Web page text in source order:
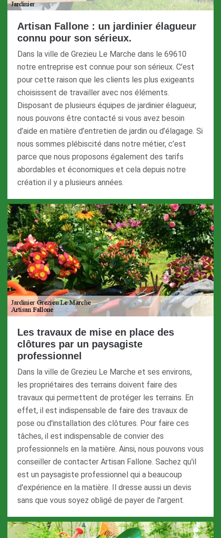
Artisan Fallone : un jardinier élagueur
connu pour son sérieux.
Dans la ville de Grezieu Le Marche dans le 69610
notre entreprise est connue pour son sérieux. C’est
pour cette raison que les clients les plus exigeants
choisissent de travailler avec nos éléments.
Disposant de plusieurs équipes de jardinier élagueur,
nous pouvons être contacté si vous avez besoin
d’aide en matière d’entretien de jardin ou d’élagage. Si
nous sommes plébiscité dans notre métier, c’est
parce que nous proposons également des tarifs
abordables et économiques et cela depuis notre
création il y a plusieurs années.
Les travaux de mise en place des
clôtures par un paysagiste
professionnel
Dans la ville de Grezieu Le Marche et ses environs,
les propriétaires des terrains doivent faire des
travaux qui permettent de protéger les terrains. En
effet, il est indispensable de faire des travaux de
pose ou d'installation des clôtures. Pour faire ces
tâches, il est indispensable de convier des
professionnels en la matière. Ainsi, nous pouvons vous
conseiller de contacter Artisan Fallone. Sachez qu'il
est un paysagiste professionnel qui a beaucoup
d'expérience en la matière. Il dresse aussi un devis
sans que vous soyez obligé de payer de l'argent.